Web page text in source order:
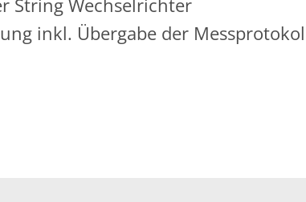
String Wechselrichter
inkl. Übergabe der